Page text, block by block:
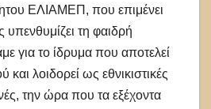
ΕΛΙΑΜΕΠ, που επιμένει
υπενθυμίζει τη φαιδρή
για το ίδρυμα που αποτελεί
και λοιδορεί ως εθνικιστικές
την ώρα που τα εξέχοντα